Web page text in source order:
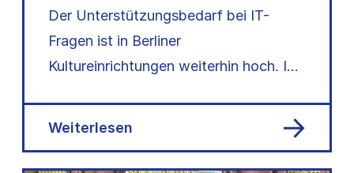
Der Unterstützungsbedarf bei IT-
Fragen ist in Berliner
Kultureinrichtungen weiterhin hoch. Im
Weiterlesen